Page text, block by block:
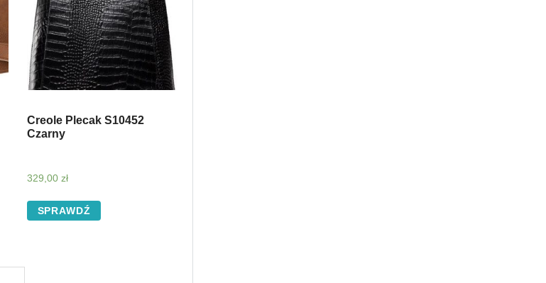
Creole Plecak S10452
Czarny
329,00zł
SPRAWDŹ